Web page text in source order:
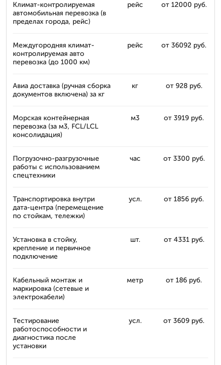
Климат-контролируемая
автомобильная перевозка (в
пределах города, рейс)
рейс от 12000 руб.
Междугородняя климат-
контролируемая авто
перевозка (до 1000 км)
рейс от 36092 руб.
Авиа доставка (ручная сборка
документов включена) за кг
кг от 928 руб.
Морская контейнерная
перевозка (за м3, FCL/LCL
консолидация)
м3 от 3919 руб.
Погрузочно-разгрузочные
работы с использованием
спецтехники
час от 3300 руб.
Транспортировка внутри
дата-центра (перемещение
по стойкам, тележки)
усл. от 1856 руб.
Установка в стойку,
крепление и первичное
подключение
шт. от 4331 руб.
Кабельный монтаж и
маркировка (сетевые и
электрокабели)
метр от 186 руб.
Тестирование
работоспособности и
диагностика после
установки
усл. от 3609 руб.